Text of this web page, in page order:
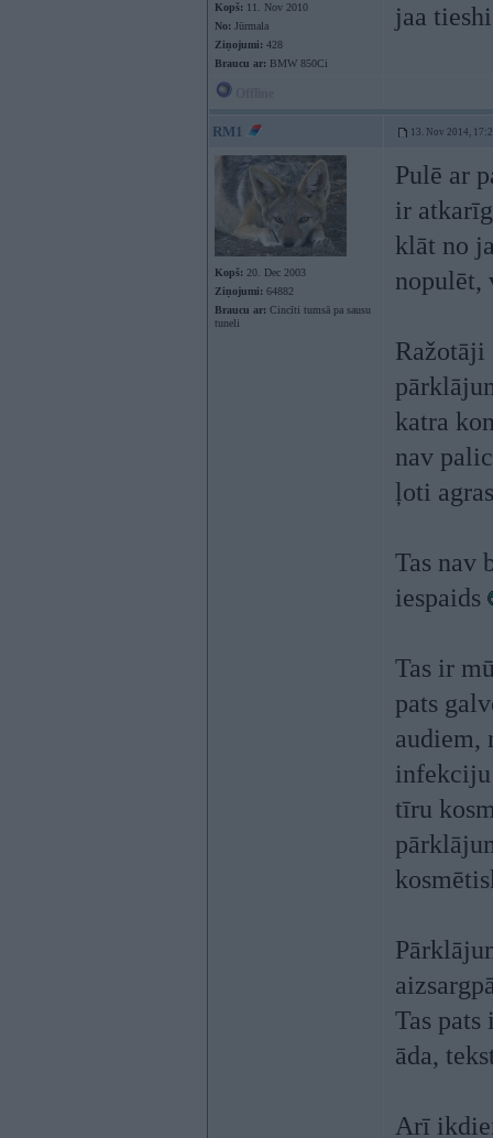
Kopš: 11. Nov 2010
No: Jūrmala
Ziņojumi: 428
Braucu ar: BMW 850Ci
jaa
RM1 13. Nov 2014,
Kopš: 20. Dec 2003
Ziņojumi: 64882
Braucu ar: Cincīti tumsā pa sausu
tuneli
Pulē ar
ir
klāt no
nopulēt,
Ražotāji
katra
nav
ļoti
Tas nav
iespaids
Tas ir
pats
audiem,
tīru
Tas
āda,
Arī